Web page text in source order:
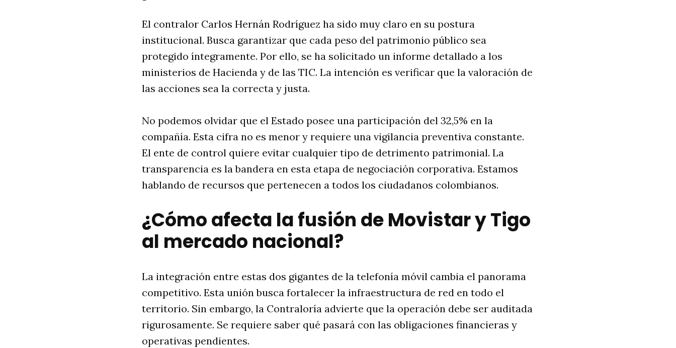
El contralor Carlos Hernán Rodríguez ha sido muy claro en su postura
institucional. Busca garantizar que cada peso del patrimonio público sea
protegido íntegramente. Por ello, se ha solicitado un informe detallado a los
ministerios de Hacienda y de las TIC. La intención es verificar que la valoración de
las acciones sea la correcta y justa.
No podemos olvidar que el Estado posee una participación del 32,5% en la
compañía. Esta cifra no es menor y requiere una vigilancia preventiva constante.
El ente de control quiere evitar cualquier tipo de detrimento patrimonial. La
transparencia es la bandera en esta etapa de negociación corporativa. Estamos
hablando de recursos que pertenecen a todos los ciudadanos colombianos.
¿Cómo afecta la fusión de Movistar y Tigo
al mercado nacional?
La integración entre estas dos gigantes de la telefonía móvil cambia el panorama
competitivo. Esta unión busca fortalecer la infraestructura de red en todo el
territorio. Sin embargo, la Contraloría advierte que la operación debe ser auditada
rigurosamente. Se requiere saber qué pasará con las obligaciones financieras y
operativas pendientes.